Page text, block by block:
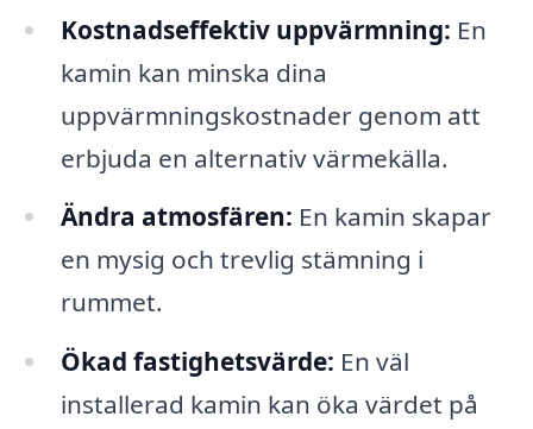
Kostnadseffektiv uppvärmning: En
kamin kan minska dina
uppvärmningskostnader genom att
erbjuda en alternativ värmekälla.
Ändra atmosfären: En kamin skapar
en mysig och trevlig stämning i
rummet.
Ökad fastighetsvärde: En väl
installerad kamin kan öka värdet på